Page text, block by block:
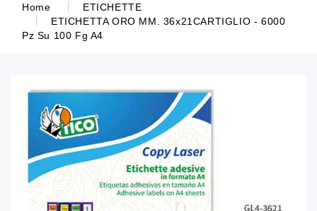
Home
ETICHETTE
ETICHETTA ORO MM. 36x21CARTIGLIO - 6000
Pz Su 100 Fg A4